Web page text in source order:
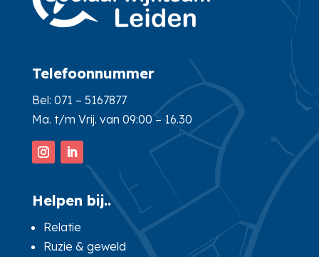
Telefoonnummer
Bel: 071 – 5167877
Ma. t/m Vrij. van 09:00 – 16.30
Helpen bij..
Relatie
Ruzie & geweld